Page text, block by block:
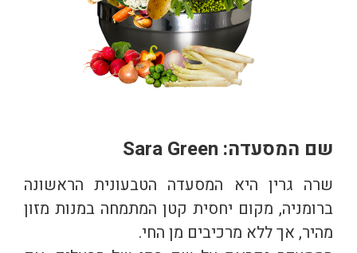
שם המסעדה: Sara Green
שרה גרין היא המסעדה הטבעונית הראשונה
ברומניה, מקום יחסית קטן המתמחה במנות מזון
מהיר, אך ללא מרכיבים מן החי.